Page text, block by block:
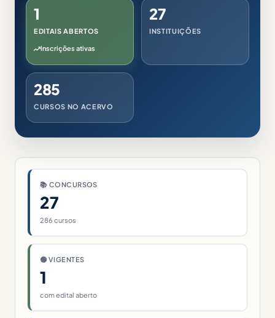
1
EDITAIS ABERTOS
Inscrições ativas
27
INSTITUIÇÕES
285
CURSOS NO ACERVO
📚 CONCURSOS
27
286 cursos
🟢 VIGENTES
1
com edital aberto